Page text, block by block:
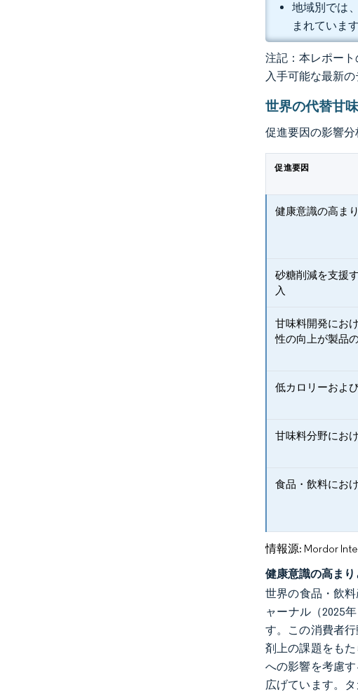
地域別では
まれています
注記：本レポー
入手可能な最新
世界の代替甘
促進要因の影響分
促進要因
健康意識の高ま
砂糖削減を支援
入
甘味料開発にお
性の向上が製品
低カロリーおよ
甘味料分野にお
食品・飲料にお
情報源: Mordor
健康意識の高ま
世界の食品・飲
ャーナル（2025
す。この消費者
剤上の課題をも
への影響を考慮
広げています。